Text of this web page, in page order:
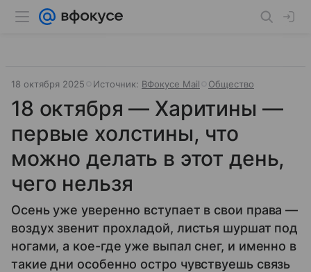
18 октября 2025 Источник: ВФокусе Mail Общество
18 октября — Харитины —
первые холстины, что
можно делать в этот день,
чего нельзя
Осень уже уверенно вступает в свои права —
воздух звенит прохладой, листья шуршат под
ногами, а кое-где уже выпал снег, и именно в
такие дни особенно остро чувствуешь связь